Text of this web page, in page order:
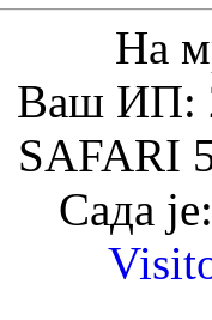
На
Ваш ИП:
SAFARI
Сада